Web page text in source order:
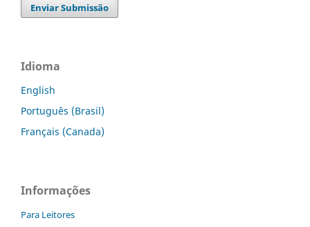
Enviar Submissão
Idioma
English
Português (Brasil)
Français (Canada)
Informações
Para Leitores